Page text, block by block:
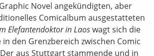
Novel angekündigten, aber
Comicalbum ausgestatteten
Elefantendoktor in Laoswagt sich die
den Grenzbereich zwischen Comic
aus Stuttgart stammende und in